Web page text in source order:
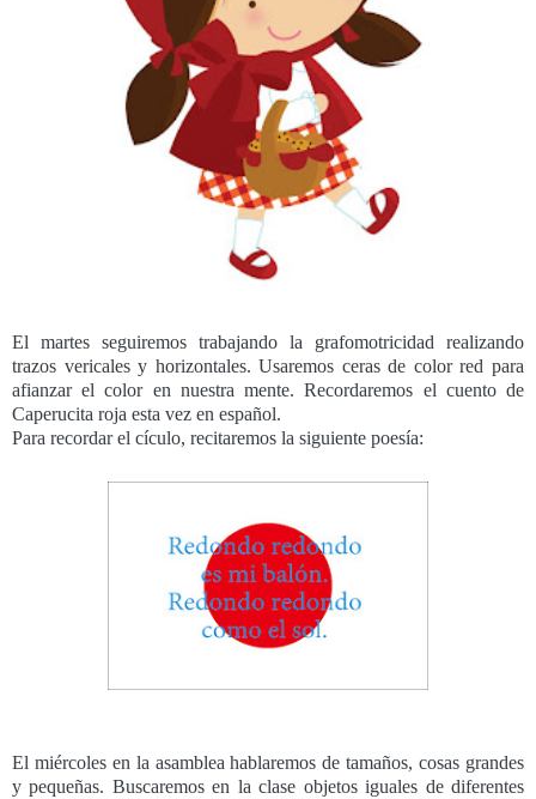
El martes seguiremos trabajando la grafomotricidad realizando
trazos vericales y horizontales. Usaremos ceras de color red para
afianzar el color en nuestra mente. Recordaremos el cuento de
Caperucita roja esta vez en español.
Para recordar el cículo, recitaremos la siguiente poesía:
El miércoles en la asamblea hablaremos de tamaños, cosas grandes
y pequeñas. Buscaremos en la clase objetos iguales de diferentes